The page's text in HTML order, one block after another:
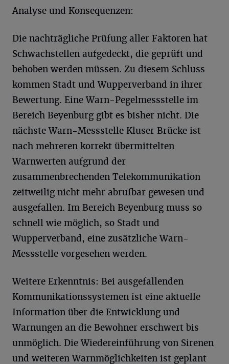
Analyse und Konsequenzen:
Die nachträgliche Prüfung aller Faktoren hat
Schwachstellen aufgedeckt, die geprüft und
behoben werden müssen. Zu diesem Schluss
kommen Stadt und Wupperverband in ihrer
Bewertung. Eine Warn-Pegelmessstelle im
Bereich Beyenburg gibt es bisher nicht. Die
nächste Warn-Messstelle Kluser Brücke ist
nach mehreren korrekt übermittelten
Warnwerten aufgrund der
zusammenbrechenden Telekommunikation
zeitweilig nicht mehr abrufbar gewesen und
ausgefallen. Im Bereich Beyenburg muss so
schnell wie möglich, so Stadt und
Wupperverband, eine zusätzliche Warn-
Messstelle vorgesehen werden.
Weitere Erkenntnis: Bei ausgefallenden
Kommunikationssystemen ist eine aktuelle
Information über die Entwicklung und
Warnungen an die Bewohner erschwert bis
unmöglich. Die Wiedereinführung von Sirenen
und weiteren Warnmöglichkeiten ist geplant